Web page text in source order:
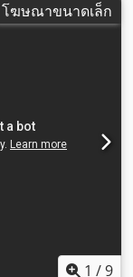
โฆษณาขนาดเล็ก
1 /9